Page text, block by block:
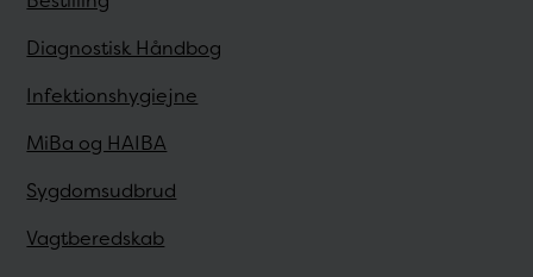
Diagnostisk Håndbog
Infektionshygiejne
MiBa og HAIBA
Sygdomsudbrud
Vagtberedskab